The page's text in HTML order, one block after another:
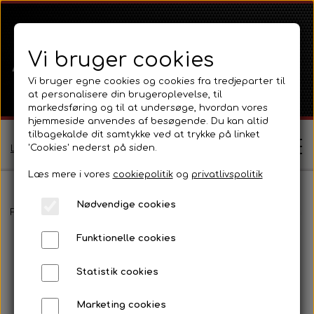
Log ind / Opret profil
Kontakt
Forside Selectamatic
Vi bruger cookies
Vi bruger egne cookies og cookies fra tredjeparter til
at personalisere din brugeroplevelse, til
markedsføring og til at undersøge, hvordan vores
hjemmeside anvendes af besøgende. Du kan altid
tilbagekalde dit samtykke ved at trykke på linket
'Cookies' nederst på siden.
Læs mere i vores cookiepolitikog privatlivspolitik
Nødvendige cookies
Funktionelle cookies
Statistik cookies
Marketing cookies